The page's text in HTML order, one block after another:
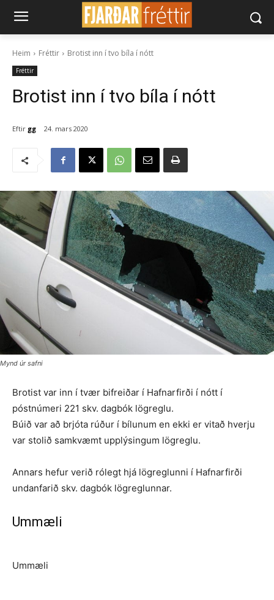
Heim Fréttir Brotist inn í tvo bíla í nótt
Fréttir
Brotist inn í tvo bíla í nótt
Eftir gg 24. mars 2020
Mynd úr safni
Brotist var inn í tvær bifreiðar í Hafnarfirði í nótt í
póstnúmeri 221 skv. dagbók lögreglu.
Búið var að brjóta rúður í bílunum en ekki er vitað hverju
var stolið samkvæmt upplýsingum lögreglu.
Annars hefur verið rólegt hjá lögreglunni í Hafnarfirði
undanfarið skv. dagbók lögreglunnar.
Ummæli
Ummæli